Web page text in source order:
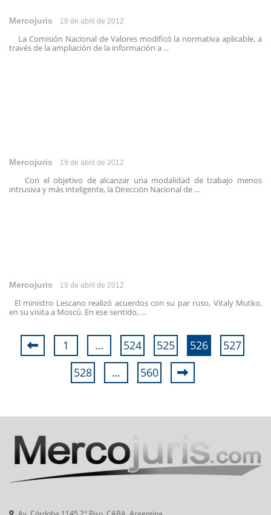
Mercojuris 19 de abril de 2012
La Comisión Nacional de Valores modificó la normativa aplicable, a
través de la ampliación de la información a ...
Mercojuris 19 de abril de 2012
Con el objetivo de alcanzar una modalidad de trabajo menos
intrusiva y más inteligente, la Dirección Nacional de ...
Mercojuris 19 de abril de 2012
El ministro Lescano realizó acuerdos con su par ruso, Vitaly Mutko,
en su visita a Moscú. En ese sentido, ...
1 … 524 525 526
527
528
… 560